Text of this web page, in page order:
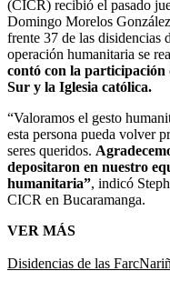
(CICR) recibió el pasado
Domingo Morelos
frente 37 de las disidencias
operación humanitaria se
contó con la participación
Sur y la Iglesia católica.
“Valoramos el gesto
esta persona pueda volver
seres queridos.
depositaron en nuestro
humanitaria”, indicó
CICR en Bucaramanga.
VER MÁS
Disidencias de las Farc